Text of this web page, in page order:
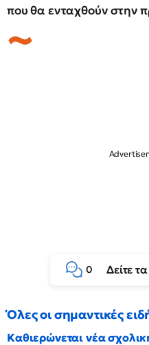
που θα ενταχθούν στην
0 Δείτε
Όλες οι σημαντικές
Καθιερώνεται νέα